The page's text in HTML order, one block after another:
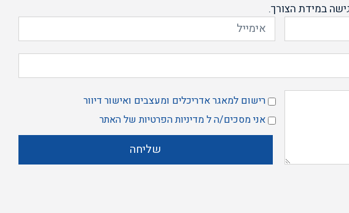
במידת הצורך.
מאשר
הרשמה
למאגר
רישום למאגר אדריכלים ומעצבים ואישור דיוור
אני
מדיניות
אני מסכים/ה למדיניות הפרטיותשל האתר
שליחה